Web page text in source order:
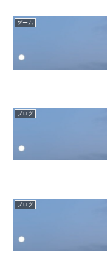
ゲーム
ブログ
ブログ